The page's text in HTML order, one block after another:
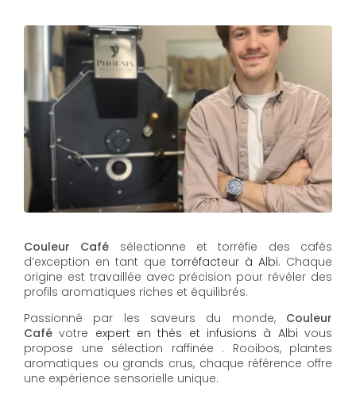
Couleur Café sélectionne et torréfie des cafés
d’exception en tant que torréfacteur à Albi. Chaque
origine est travaillée avec précision pour révéler des
profils aromatiques riches et équilibrés.
Passionné par les saveurs du monde, Couleur
Café votre expert en thés et infusions à Albi vous
propose une sélection raffinée . Rooibos, plantes
aromatiques ou grands crus, chaque référence offre
une expérience sensorielle unique.